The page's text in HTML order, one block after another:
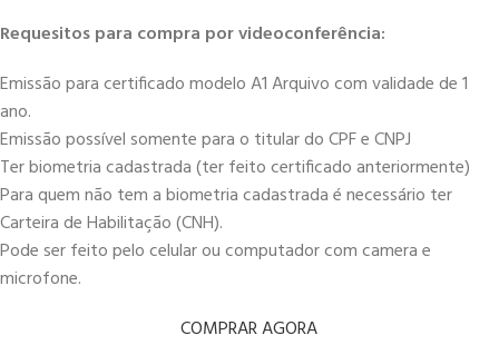
Requesitos para compra por videoconferência:
Emissão para certificado modelo A1 Arquivo com validade de 1
ano.
Emissão possível somente para o titular do CPF e CNPJ
Ter biometria cadastrada (ter feito certificado anteriormente)
Para quem não tem a biometria cadastrada é necessário ter
Carteira de Habilitação (CNH).
Pode ser feito pelo celular ou computador com camera e
microfone.
COMPRAR AGORA